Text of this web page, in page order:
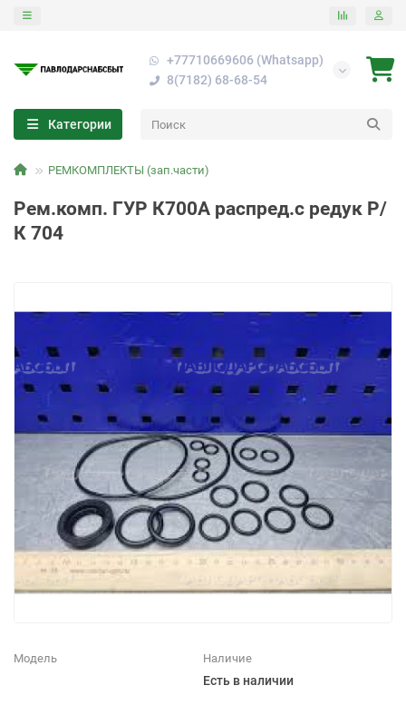
+77710669606 (Whatsapp)
8(7182) 68-68-54
Категории
РЕМКОМПЛЕКТЫ (зап.части)
Рем.комп. ГУР К700А распред.с редук Р/
К 704
Модель Наличие
Есть в наличии